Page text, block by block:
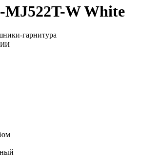
MJ522T-W White
гарнитура